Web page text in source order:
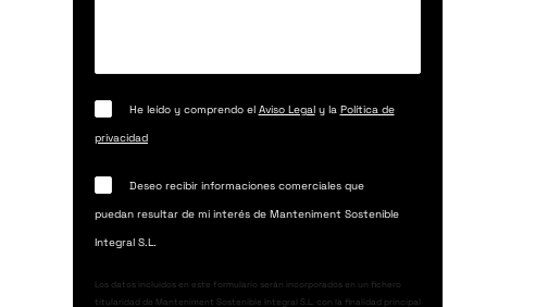
He leído y comprendo el Aviso Legaly la Política de
privacidad
Deseo recibir informaciones comerciales que
puedan resultar de mi interés de Manteniment Sostenible
Integral S.L.
Los datos incluidos en este formulario serán incorporados en un fichero
titularidad de Manteniment Sostenible Integral S.L. con la finalidad principal